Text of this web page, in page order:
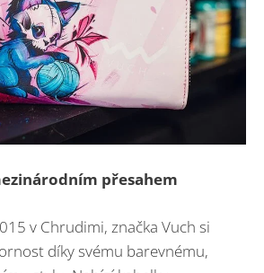
přesahem
v Chrudimi, značka Vuch si
díky svému barevnému,